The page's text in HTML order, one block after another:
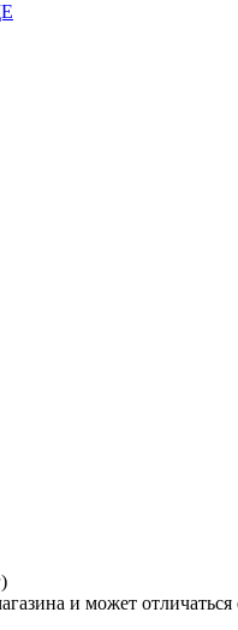
и может